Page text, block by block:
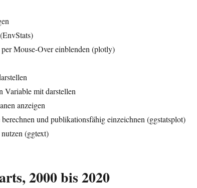
Mouse-Over einblenden (plotly)
Variable mit darstellen
anzeigen
und publikationsfähig einzeichnen (ggstatsplot)
(ggtext)
2000 bis 2020